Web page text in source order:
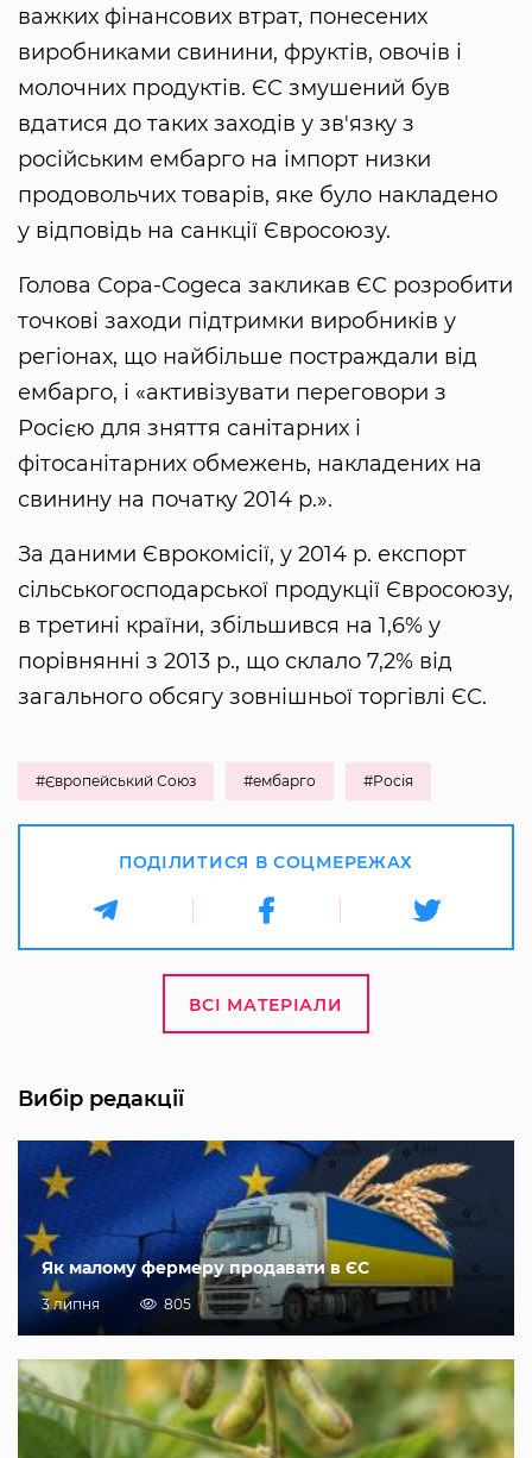
важких фінансових втрат, понесених
виробниками свинини, фруктів, овочів і
молочних продуктів. ЄС змушений був
вдатися до таких заходів у зв'язку з
російським ембарго на імпорт низки
продовольчих товарів, яке було накладено
у відповідь на санкції Євросоюзу.
Голова Copa-Cogeca закликав ЄС розробити
точкові заходи підтримки виробників у
регіонах, що найбільше постраждали від
ембарго, і «активізувати переговори з
Росією для зняття санітарних і
фітосанітарних обмежень, накладених на
свинину на початку 2014 р.».
За даними Єврокомісії, у 2014 р. експорт
сільськогосподарської продукції Євросоюзу,
в третині країни, збільшився на 1,6% у
порівнянні з 2013 р., що склало 7,2% від
загального обсягу зовнішньої торгівлі ЄС.
#Європейський Союз #ембарго #Росія
ПОДІЛИТИСЯ В СОЦМЕРЕЖАХ
ВСІ МАТЕРІАЛИ
Вибір редакції
Як малому фермеру продавати в ЄС
3 липня 805